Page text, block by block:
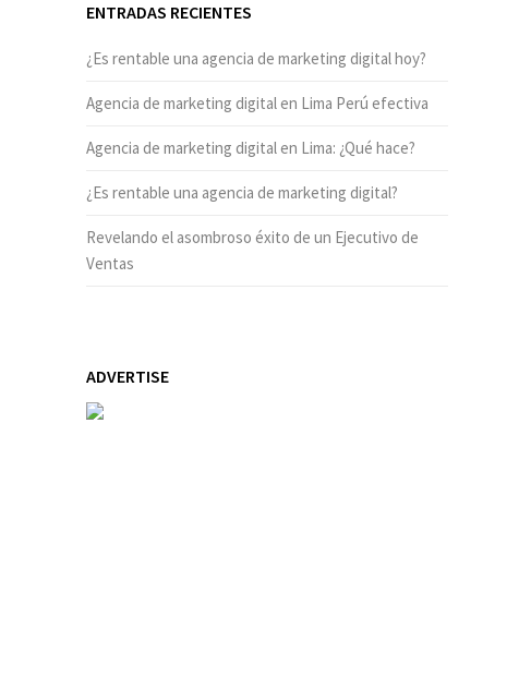
ENTRADAS RECIENTES
¿Es rentable una agencia de marketing digital hoy?
Agencia de marketing digital en Lima Perú efectiva
Agencia de marketing digital en Lima: ¿Qué hace?
¿Es rentable una agencia de marketing digital?
Revelando el asombroso éxito de un Ejecutivo de
Ventas
ADVERTISE